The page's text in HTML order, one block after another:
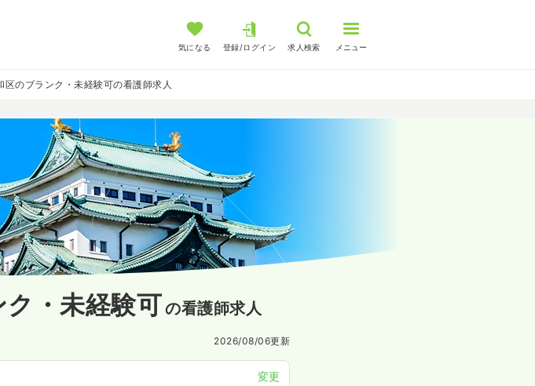
気になる 登録/ログイン 求人検索 メニュー
区のブランク・未経験可の看護師求人
・未経験可の看護師求人
2026/08/06更新
変更